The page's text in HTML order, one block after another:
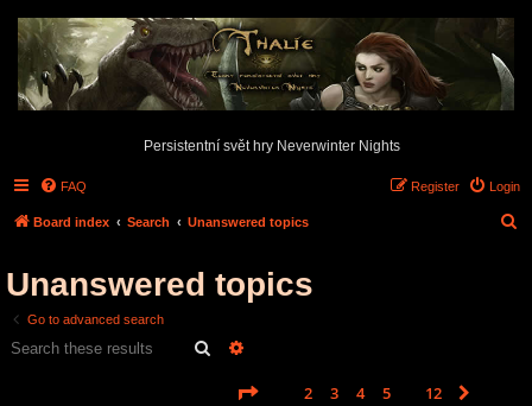
Persistentní svět hry Neverwinter Nights
FAQ Login
Register
Board index Search Unanswered topics
Unanswered topics
Go to advanced search
Search
Page 1of 12
2 3 4 5 12